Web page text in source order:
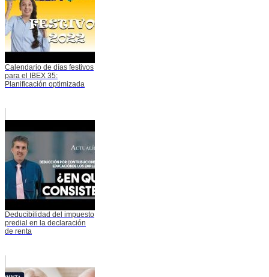
Calendario de días festivos
para el IBEX 35:
Planificación optimizada
Deducibilidad del impuesto
predial en la declaración
de renta